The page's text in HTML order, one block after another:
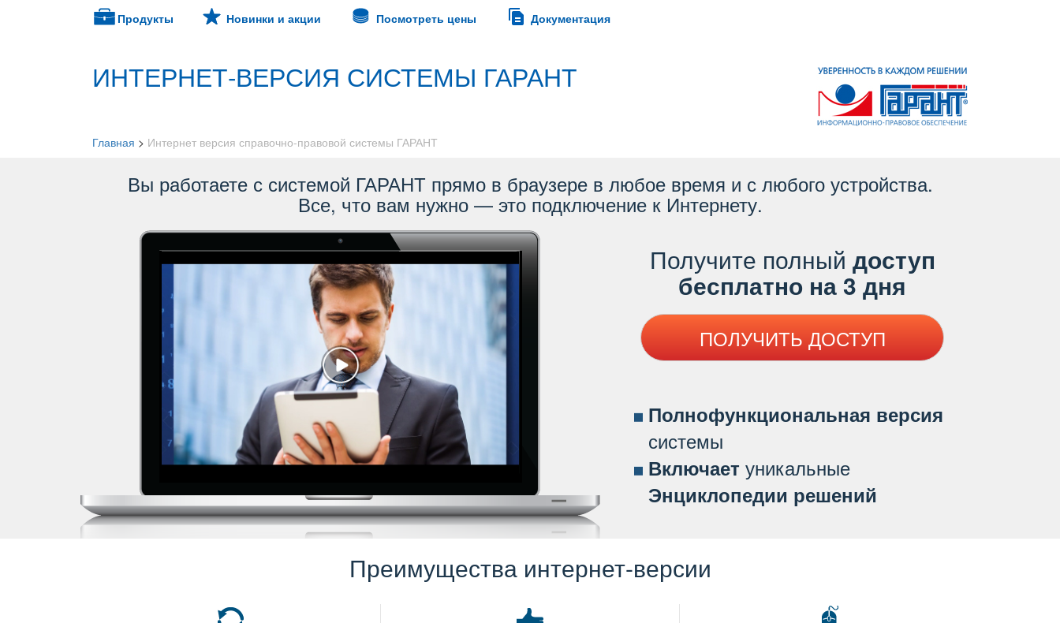
Продукты Новинки и акции Посмотреть цены Документация
ИНТЕРНЕТ-ВЕРСИЯ СИСТЕМЫ ГАРАНТ
Главная > Интернет версия справочно-правовой системы ГАРАНТ
ы работаете с системой ГАРАНТ прямо в браузере в любое время и с любого устройства.
се, что вам нужно — это подключение к Интернету.
Получите полный доступ
есплатно на 3 дня
ПОЛУЧИТЬ ДОСТУП
Полнофункциональная версия
системы
ключает уникальные
Энциклопедии решений
Преимущества интернет-версии